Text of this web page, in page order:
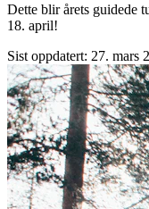
Dette blir årets guidede
18. april!
Sist oppdatert: 27. mars